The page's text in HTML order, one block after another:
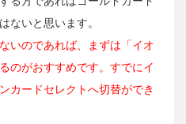
ないと思います。
いのであれば、まずは「イオ
のがおすすめです。すでにイ
カードセレクトへ切替ができ